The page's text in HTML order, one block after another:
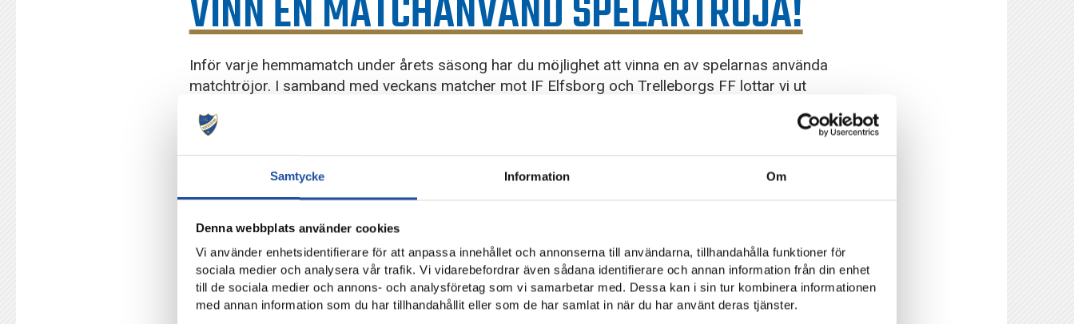
Samtycke Information Om
Denna webbplats använder cookies
Vi använder enhetsidentifierare för att anpassa innehållet och annonserna till användarna, tillhandahålla funktioner för
sociala medier och analysera vår trafik. Vi vidarebefordrar även sådana identifierare och annan information från din enhet
till de sociala medier och annons- och analysföretag som vi samarbetar med. Dessa kan i sin tur kombinera informationen
med annan information som du har tillhandahållit eller som de har samlat in när du har använt deras tjänster.
VINN EN MATCHANVÄND SPELARTRÖJA!
Inför varje hemmamatch under årets säsong har du möjlighet att vinna en av spelarnas använda
matchtröjor. I samband med veckans matcher mot IF Elfsborg och Trelleborgs FF lottar vi ut
I samband med varje hemmamatch i Allsvenskan och OBOS Damallsvenskan lottar vi ut matchanvända tröjor, och du
Tröjorna du kan vinna under säsongen är damerna och herrarnas hemma- och målvaktströjor. I samband med
matcherna mot IF Elfsborg och Trelleborgs FF kan du vinna Arnór Traustasons och Ebba Handfasts tröja.
Swisha minst 50 kronor till 123 307 79 22.